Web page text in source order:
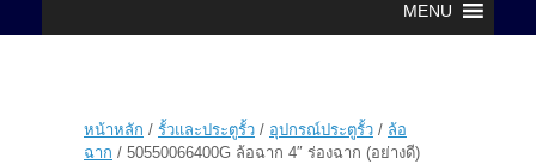
MENU
หน้าหลัก / รั้วและประตูรั้ว / อุปกรณ์ประตูรั้ว / ล้อ
ฉาก / 50550066400G ล้อฉาก 4″ ร่องฉาก (อย่างดี)